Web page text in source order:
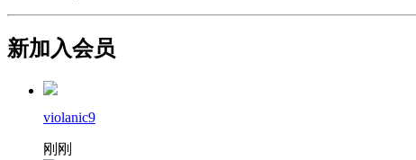
新加入会员
violanic9
刚刚